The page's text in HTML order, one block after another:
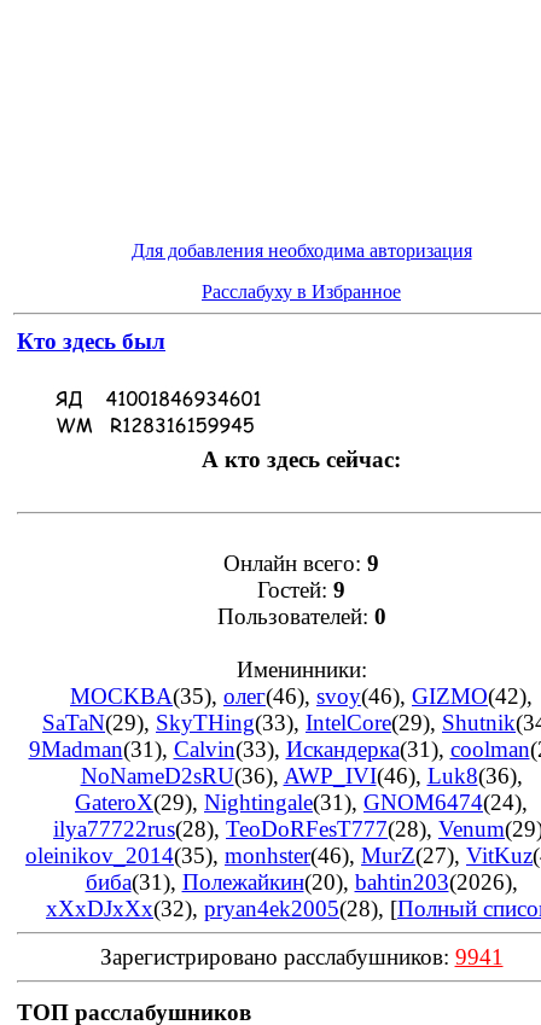
Для добавления необходима авторизация
Расслабуху в Избранное
Кто здесь был
А кто здесь сейчас:
Онлайн всего: 9
Гостей: 9
Пользователей: 0
Именинники:
MOCKBA(35), олег(46), svoy(46), GIZMO(42),
SaTaN(29), SkyTHing(33), IntelCore(29), Shutnik
9Madman(31), Calvin(33), Искандерка(31), coolman
NoNameD2sRU(36), AWP_IVI(46), Luk8(36),
GateroX(29), Nightingale(31), GNOM6474(24),
ilya77722rus(28), TeoDoRFesT777(28), Venum
oleinikov_2014(35), monhster(46), MurZ(27), VitKuz
биба(31), Полежайкин(20), bahtin203(2026),
xXxDJxXx(32), pryan4ek2005(28), [Полный
Зарегистрировано расслабушников: 9941
ТОП расслабушников